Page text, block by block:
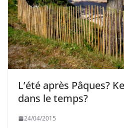
L’été après Pâques?
dans le temps?
24/04/2015